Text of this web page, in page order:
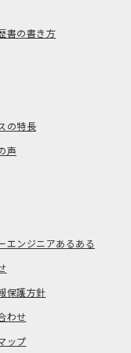
書の書き方
の特長
声
エンジニアあるある
保護方針
わせ
ップ